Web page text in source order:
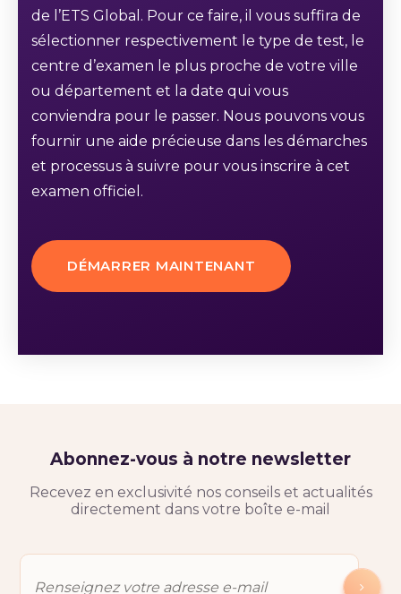
de l’ETS Global. Pour ce faire, il vous suffira de
sélectionner respectivement le type de test, le
centre d’examen le plus proche de votre ville
ou département et la date qui vous
conviendra pour le passer. Nous pouvons vous
fournir une aide précieuse dans les démarches
et processus à suivre pour vous inscrire à cet
examen officiel.
DÉMARRER MAINTENANT
Abonnez-vous à notre newsletter
Recevez en exclusivité nos conseils et actualités
directement dans votre boîte e-mail